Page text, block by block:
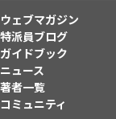
ウェブマガジン
特派員ブログ
ガイドブック
ニュース
著者一覧
コミュニティ